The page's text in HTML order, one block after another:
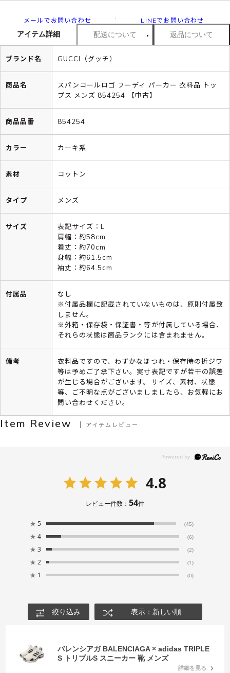
メールでお問い合わせ LINEでお問い合わせ
アイテム詳細 配送について 返品について
ブランド名 GUCCI（グッチ）
商品名
スパンコールロゴ フーディ パーカー 衣料品 トッ
プス メンズ 854254 【中古】
商品品番 854254
カラー カーキ系
素材 コットン
タイプ メンズ
サイズ
表記サイズ：L
肩幅：約58cm
着丈：約70cm
身幅：約61.5cm
袖丈：約64.5cm
付属品
なし
※付属品欄に記載されていないものは、原則付属致
しません。
※外箱・保存袋・保証書・等が付属している場合、
それらの状態は商品ランクには含まれません。
備考
衣料品ですので、わずかなほつれ・保存時の折ジワ
等は予めご了承下さい。実寸表記ですが若干の誤差
が生じる場合がございます。サイズ、素材、状態
等、ご不明な点がございましましたら、お気軽にお
問い合わせください。
Item Review アイテムレビュー
4.8
レビュー件数： 54件
★ 5 (45)
★ 4 (6)
★ 3 (2)
★ 2 (1)
★ 1 (0)
絞り込み 表示：新しい順
バレンシアガ BALENCIAGA × adidas TRIPLE
S トリプルS スニーカー 靴 メンズ
詳細を見る